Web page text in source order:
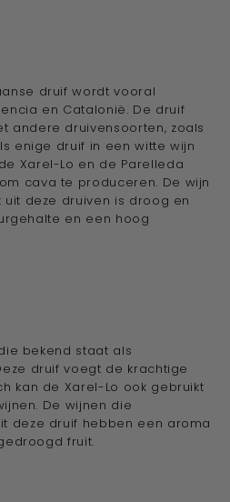
druif wordt vooral
en Catalonië. De druif
andere druivensoorten, zoals
enige druif in een witte wijn
Xarel-Lo en de Parelleda
cava te produceren. De wijn
deze druiven is droog en
en een hoog
bekend staat als
druif voegt de krachtige
kan de Xarel-Lo ook gebruikt
De wijnen die
deze druif hebben een aroma
fruit.